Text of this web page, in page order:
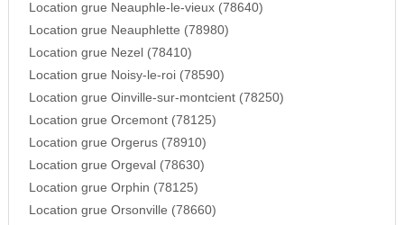
Location grue Neauphle-le-vieux (78640)
Location grue Neauphlette (78980)
Location grue Nezel (78410)
Location grue Noisy-le-roi (78590)
Location grue Oinville-sur-montcient (78250)
Location grue Orcemont (78125)
Location grue Orgerus (78910)
Location grue Orgeval (78630)
Location grue Orphin (78125)
Location grue Orsonville (78660)